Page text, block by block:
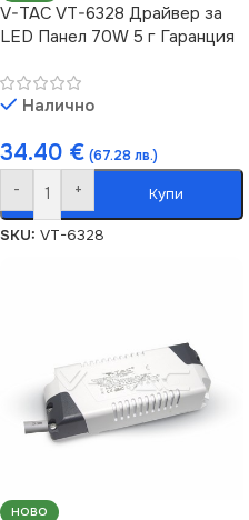
V-TAC VT-6328 Драйвер за
LED Панел 70W 5 г Гаранция
Налично
34.40 € (67.28 лв.)
- + Купи
SKU: VT-6328
НОВО